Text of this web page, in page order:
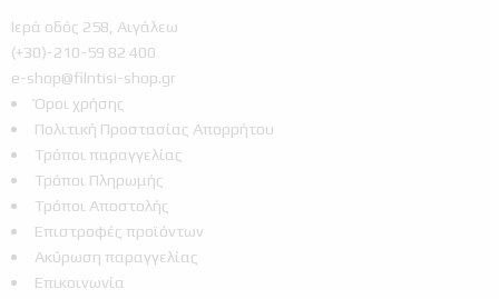
Ιερά οδός 258, Αιγάλεω
(+30)-210-59 82 400
e-shop@filntisi-shop.gr
Όροι χρήσης
Πολιτική Προστασίας Απορρήτου
Τρόποι παραγγελίας
Τρόποι Πληρωμής
Τρόποι Αποστολής
Επιστροφές προϊόντων
Ακύρωση παραγγελίας
Επικοινωνία